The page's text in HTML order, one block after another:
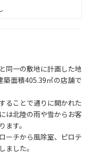
同一の敷地に計画した地
面積405.39㎡の店舗で
ることで通りに開かれた
は北陸の雨や雪からお客
す。
ーチから風除室、ピロテ
ました。